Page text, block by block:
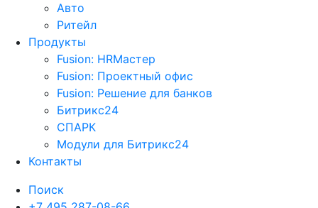
Авто
Ритейл
Продукты
Fusion: HRМастер
Fusion: Проектный офис
Fusion: Решение для банков
Битрикс24
СПАРК
Модули для Битрикс24
Контакты
Поиск